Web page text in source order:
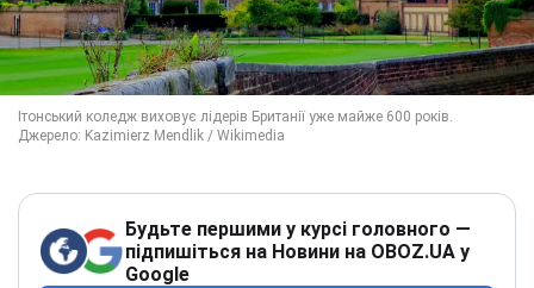
Будьте першими у курсі головного —
підпишіться на Новини на OBOZ.UA у
Google